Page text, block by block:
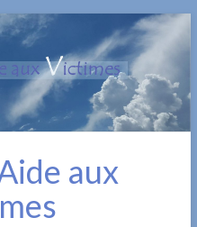
aux